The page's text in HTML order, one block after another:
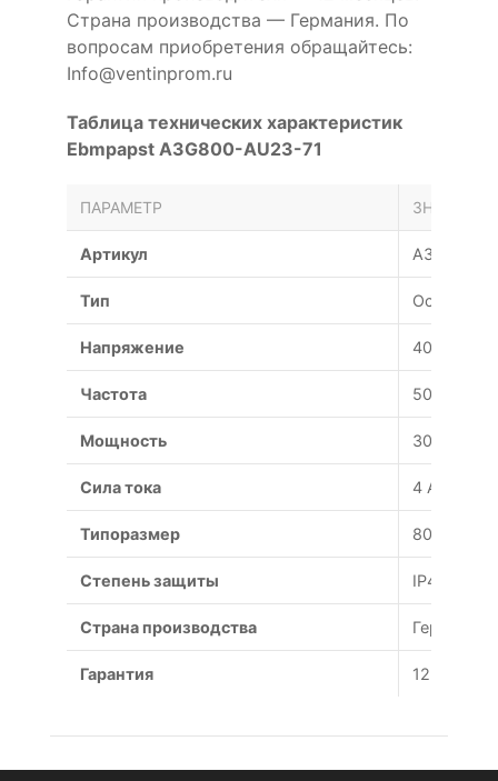
Страна производства — Германия. По
вопросам приобретения обращайтесь:
Info@ventinprom.ru
Таблица технических характеристик
Ebmpapst A3G800-AU23-71
ПАРАМЕТР ЗНАЧЕНИЕ
Артикул A3G800-
Тип Осевой
Напряжение 400 В
Частота 50 Гц
Мощность 3000 Вт
Сила тока 4 А
Типоразмер 800 мм
Степень защиты IP44
Страна производства Германия
Гарантия 12